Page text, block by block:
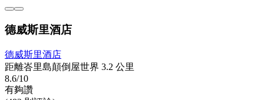
德威斯里酒店
德威斯里酒店
距離峇里島顛倒屋世界 3.2 公里
8.6/10
有夠讚